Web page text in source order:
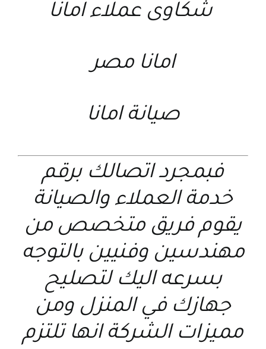
شكاوى عملاء امانا
امانا مصر
صيانة امانا
فبمجرد اتصالك برقم
خدمة العملاء والصيانة
يقوم فريق متخصص من
مهندسين وفنيين بالتوجه
بسرعه اليك لتصليح
جهازك في المنزل ومن
مميزات الشركة انها تلتزم